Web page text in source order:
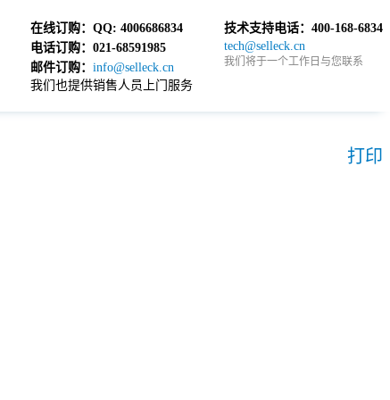
在线订购： QQ: 4006686834
电话订购： 021-68591985
邮件订购： info@selleck.cn
我们也提供销售人员上门服务
技术支持电话： 400-168-6834
tech@selleck.cn
我们将于一个工作日与您联系
打印